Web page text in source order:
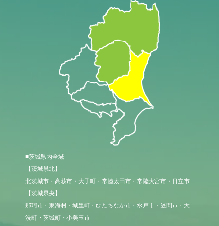
■茨城県内全域
【茨城県北】
北茨城市・高萩市・大子町・常陸太田市・常陸大宮市・日立市
【茨城県央】
那珂市・東海村・城里町・ひたちなか市・水戸市・笠間市・大
洗町・茨城町・小美玉市